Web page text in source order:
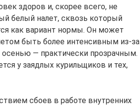
здоров и, скорее всего, не
белый налет, сквозь который
как вариант нормы. Он может
быть более интенсивным из-за
— практически прозрачным.
у заядлых курильщиков и тех,
сбоев в работе внутренних